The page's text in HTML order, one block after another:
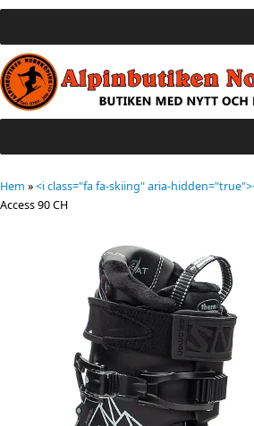
Hem »<i class="fa fa-skiing" aria-
Access 90 CH